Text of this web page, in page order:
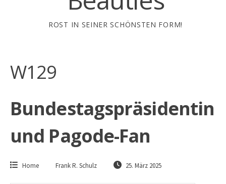
ROST IN SEINER SCHÖNSTEN FORM!
W129
Bundestagspräsidentin
und Pagode-Fan
Home Frank R. Schulz 25. März 2025